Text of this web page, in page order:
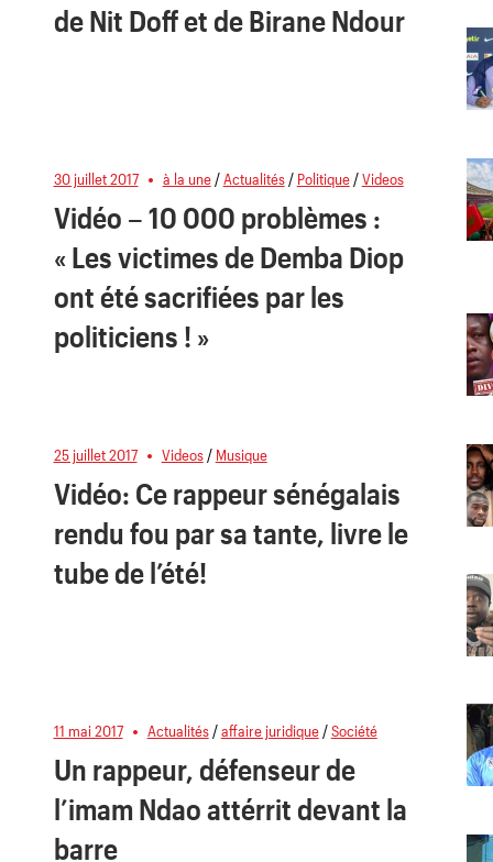
de Nit Doff et de Birane Ndour
30 juillet 2017 à la une/Actualités/ Politique/Videos
Vidéo – 10 000 problèmes :
« Les victimes de Demba Diop
ont été sacrifiées par les
politiciens ! »
25 juillet 2017 Videos/ Musique
Vidéo: Ce rappeur sénégalais
rendu fou par sa tante, livre le
tube de l’été!
11 mai 2017 Actualités/affaire juridique/Société
Un rappeur, défenseur de
l’imam Ndao attérrit devant la
barre